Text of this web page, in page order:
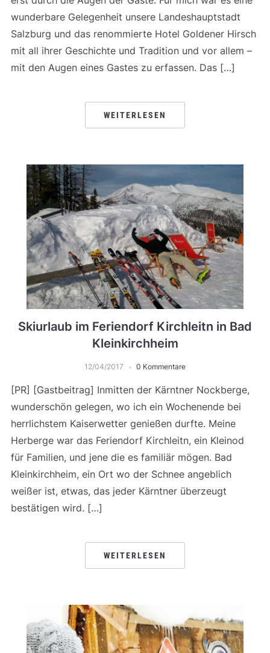
wunderbare Gelegenheit unsere Landeshauptstadt
Salzburg und das renommierte Hotel Goldener Hirsch
mit all ihrer Geschichte und Tradition und vor allem –
mit den Augen eines Gastes zu erfassen. Das […]
WEITERLESEN
Skiurlaub im Feriendorf Kirchleitn in Bad
Kleinkirchheim
12/04/2017 0 Kommentare
[PR] [Gastbeitrag] Inmitten der Kärntner Nockberge,
wunderschön gelegen, wo ich ein Wochenende bei
herrlichstem Kaiserwetter genießen durfte. Meine
Herberge war das Feriendorf Kirchleitn, ein Kleinod
für Familien, und jene die es familiär mögen. Bad
Kleinkirchheim, ein Ort wo der Schnee angeblich
weißer ist, etwas, das jeder Kärntner überzeugt
bestätigen wird. […]
WEITERLESEN